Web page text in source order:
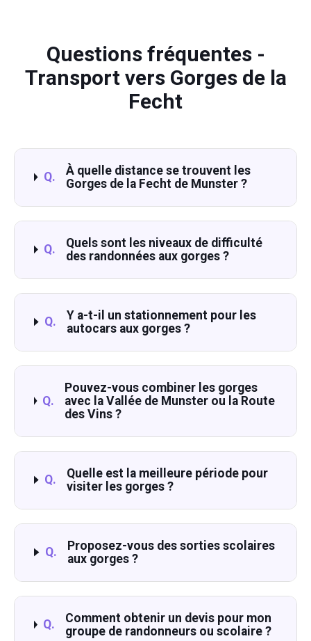
Questions fréquentes -
Transport vers Gorges de la
Fecht
Q.
À quelle distance se trouvent les
Gorges de la Fecht de Munster ?
Q.
Quels sont les niveaux de difficulté
des randonnées aux gorges ?
Q.
Y a-t-il un stationnement pour les
autocars aux gorges ?
Q.
Pouvez-vous combiner les gorges
avec la Vallée de Munster ou la Route
des Vins ?
Q.
Quelle est la meilleure période pour
visiter les gorges ?
Q.
Proposez-vous des sorties scolaires
aux gorges ?
Q.
Comment obtenir un devis pour mon
groupe de randonneurs ou scolaire ?